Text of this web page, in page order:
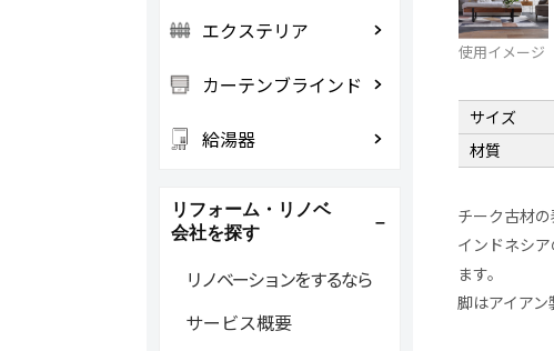
使用イメージ
サイズ
材質
チーク古材
インドネシ
ます。
脚はアイアン
エクステリア
カーテンブラインド
給湯器
リフォーム・リノベ
会社を探す
リノベーションをするなら
サービス概要